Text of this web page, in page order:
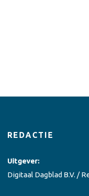
REDACTIE
Uitgever:
Digitaal Dagblad B.V. /